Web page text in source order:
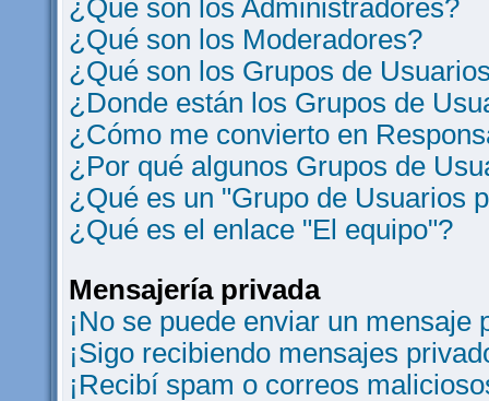
¿Qué son los Administradores?
¿Qué son los Moderadores?
¿Qué son los Grupos de
¿Donde están los Grupos de
¿Cómo me convierto en
¿Por qué algunos Grupos de
¿Qué es un "Grupo de Usuarios
¿Qué es el enlace "El equipo"?
Mensajería privada
¡No se puede enviar un mensaje
¡Sigo recibiendo mensajes
¡Recibí spam o correos